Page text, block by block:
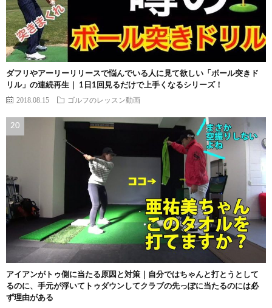
ダフリやアーリーリリースで悩んでいる人に見て欲しい「ボール突きド
リル」の連続再生｜ 1日1回見るだけで上手くなるシリーズ！
2018.08.15 ゴルフのレッスン動画
アイアンがトゥ側に当たる原因と対策｜自分ではちゃんと打とうとして
るのに、手元が浮いてトゥダウンしてクラブの先っぽに当たるのには必
ず理由がある